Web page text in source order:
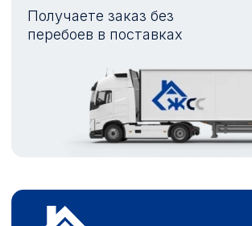
Получаете заказ без
перебоев в поставках